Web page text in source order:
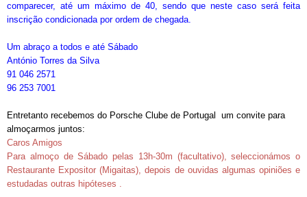
comparecer, até um máximo de 40, sendo que neste caso será feita
inscrição condicionada por ordem de chegada.
Um abraço a todos e até Sábado
António Torres da Silva
91 046 2571
96 253 7001
Entretanto recebemos do Porsche Clube de Portugal um convite para
almoçarmos juntos:
Caros Amigos
Para almoço de Sábado pelas 13h-30m (facultativo), seleccionámos o
Restaurante Expositor (Migaitas), depois de ouvidas algumas opiniões e
estudadas outras hipóteses .